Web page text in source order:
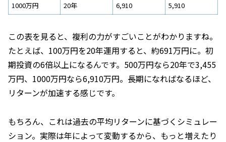
1000万円
20年 6,910 5,910
この表を見ると、複利の力がすごいことがわかりますね。
たとえば、100万円を20年運用すると、約691万円に。初
期投資の6倍以上になるんです。500万円なら20年で3,455
万円、1000万円なら6,910万円。長期になればなるほど、
リターンが加速する感じです。
もちろん、これは過去の平均リターンに基づくシミュレー
ション。実際は年によって変動するから、もっと増えたり